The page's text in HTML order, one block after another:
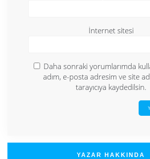
İnternet sitesi
Daha sonraki yorumlarımda
adım, e-posta adresim ve site
tarayıcıya kaydedilsin.
YAZAR HAKKINDA